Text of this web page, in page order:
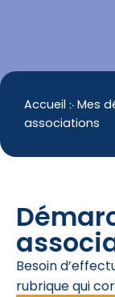
Accueil ჻ Mes
associations
Besoin
rubrique qui